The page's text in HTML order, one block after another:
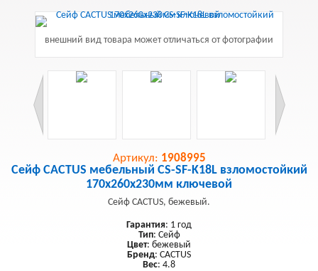
внешний вид товара может отличаться от фотографии
Артикул: 1908995
Сейф CACTUS мебельный CS-SF-K18L взломостойкий
170x260x230мм ключевой
Сейф CACTUS, бежевый.
Гарантия: 1 год
Тип: Сейф
Цвет: бежевый
Бренд: CACTUS
Вес: 4.8